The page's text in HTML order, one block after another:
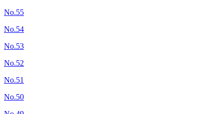
No.55
No.54
No.53
No.52
No.51
No.50